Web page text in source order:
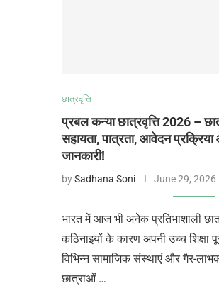
छात्रवृत्ति
प्रबल कन्या छात्रवृत्ति 2026 –
सहायता, पात्रता, आवेदन प्रक्रिया
जानकारी!
bySadhana Soni June 29, 2026
भारत में आज भी अनेक प्रतिभाशाली
कठिनाइयों के कारण अपनी उच्च शिक्षा
विभिन्न सामाजिक संस्थाएं और गैर-
छात्राओं …